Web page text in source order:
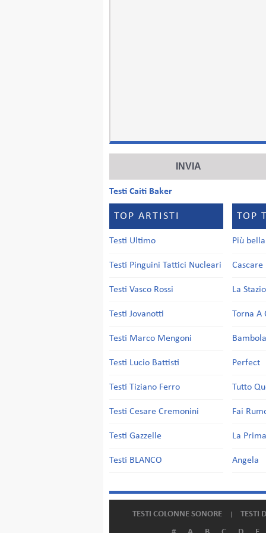
Testi Caiti Baker
TOP ARTISTI
Testi Ultimo
Testi Pinguini Tattici Nucleari
Testi Vasco Rossi
Testi Jovanotti
Testi Marco Mengoni
Testi Lucio Battisti
Testi Tiziano Ferro
Testi Cesare Cremonini
Testi Gazzelle
Testi BLANCO
TOP
Più
Cascare
La
Torna A
Bambola
Perfect
Tutto
Fai
La
Angela
TESTI COLONNE SONORE TESTI